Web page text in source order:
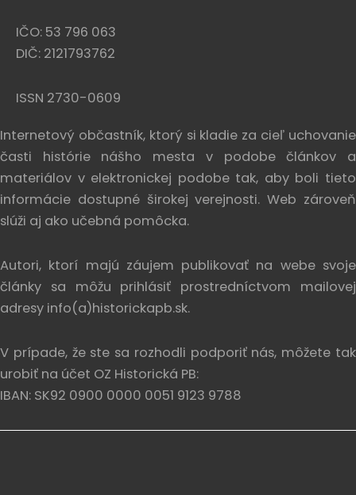
IČO: 53 796 063
DIČ: 2121793762
ISSN 2730-0609
Internetový občastník, ktorý si kladie za cieľ uchovanie
časti histórie nášho mesta v podobe článkov a
materiálov v elektronickej podobe tak, aby boli tieto
informácie dostupné širokej verejnosti. Web zároveň
slúži aj ako učebná pomôcka.
Autori, ktorí majú záujem publikovať na webe svoje
články sa môžu prihlásiť prostredníctvom mailovej
adresy info(a)historickapb.sk.
V prípade, že ste sa rozhodli podporiť nás, môžete tak
urobiť na účet OZ Historická PB:
IBAN: SK92 0900 0000 0051 9123 9788